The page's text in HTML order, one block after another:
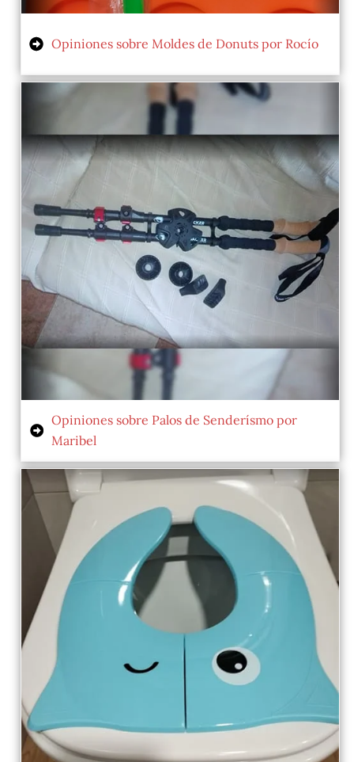
Opiniones sobre Moldes de Donuts por Rocío
Opiniones sobre Palos de Senderísmo por
Maribel